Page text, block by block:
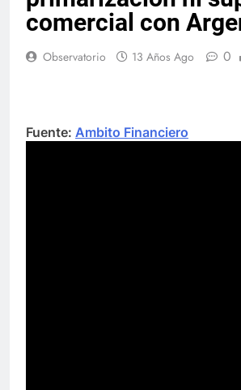
comercial con
Observatorio 13 Años Ago 0
Fuente: Ambito Financiero